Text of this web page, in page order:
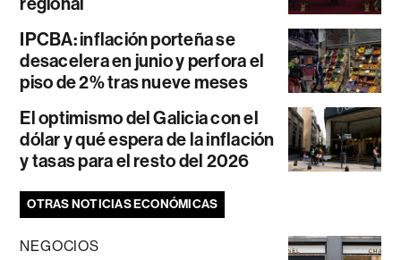
IPCBA: inflación porteña se
desacelera en junio y perfora el
piso de 2% tras nueve meses
El optimismo del Galicia con el
dólar y qué espera de la inflación
y tasas para el resto del 2026
OTRAS NOTICIAS ECONÓMICAS
NEGOCIOS